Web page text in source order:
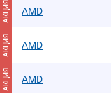
АКЦИЯ AMD
АКЦИЯ AMD
АКЦИЯ AMD